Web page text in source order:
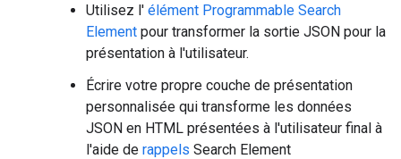
Utilisez l' élément Programmable Search
Element pour transformer la sortie JSON pour la
présentation à l'utilisateur.
Écrire votre propre couche de présentation
personnalisée qui transforme les données
JSON en HTML présentées à l'utilisateur final à
l'aide de rappels Search Element